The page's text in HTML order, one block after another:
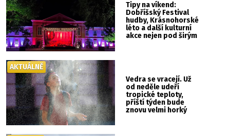
Tipy na víkend:
Dobříšský Festival
hudby, Krásnohorské
léto a další kulturní
akce nejen pod širým
Vedra se vracejí. Už
od neděle udeří
tropické teploty,
příští týden bude
znovu velmi horký
AKTUÁLNĚ